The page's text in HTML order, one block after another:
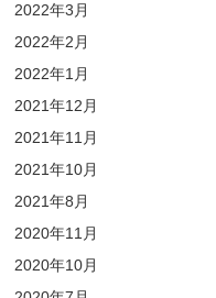
2022年3月
2022年2月
2022年1月
2021年12月
2021年11月
2021年10月
2021年8月
2020年11月
2020年10月